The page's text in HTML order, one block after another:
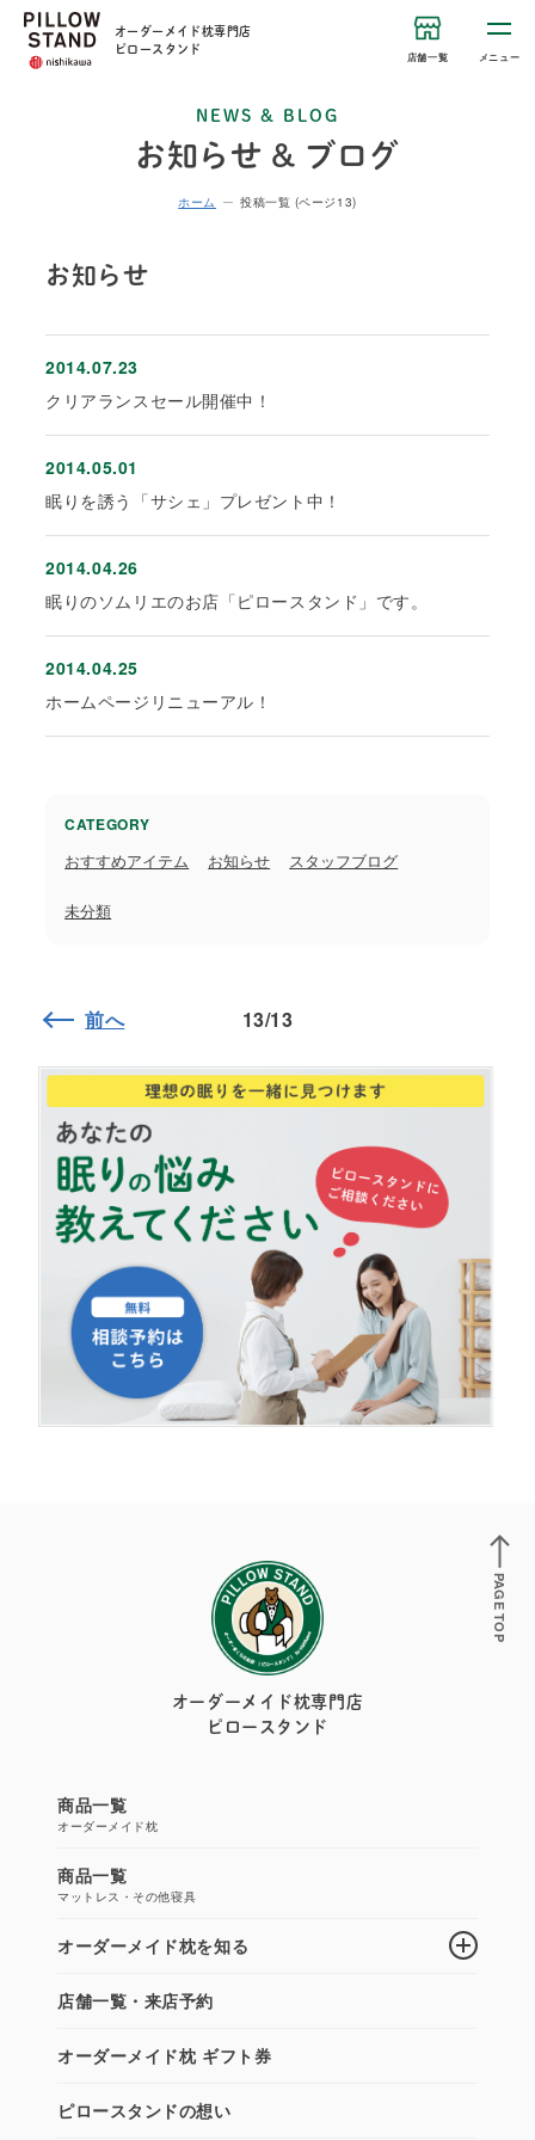
オーダーメイド枕専門店
ピロースタンド
店舗一覧 メニュー
NEWS & BLOG
お知らせ & ブログ
ホーム 投稿一覧 (ページ13)
お知らせ
2014.07.23
クリアランスセール開催中！
2014.05.01
眠りを誘う「サシェ」プレゼント中！
2014.04.26
眠りのソムリエのお店「ピロースタンド」です。
2014.04.25
ホームページリニューアル！
CATEGORY
おすすめアイテム お知らせ スタッフブログ
未分類
前へ 13/13
オーダーメイド枕専門店
ピロースタンド
商品一覧
オーダーメイド枕
商品一覧
マットレス・その他寝具
オーダーメイド枕を知る
店舗一覧・来店予約
オーダーメイド枕 ギフト券
ピロースタンドの想い
PAGE TOP